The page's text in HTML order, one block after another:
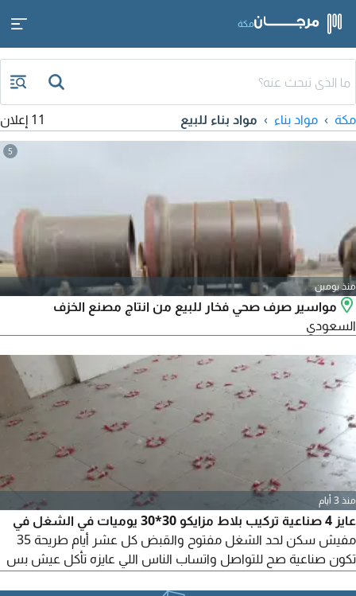
مكة
مكة مواد بناء مواد بناء للبيع 11 إعلان
5
منذ يومين
مواسير صرف صحي فخار للبيع من انتاج مصنع الخزف
السعودي
منذ 3 أيام
عايز 4 صناعية تركيب بلاط مزايكو 30*30 يوميات في الشغل في
مفيش سكن لحد الشغل مفتوح والقبض كل عشر أيام طريحة 35
تكون صناعية صح للتواصل واتساب الناس اللي عايزه تأكل عيش بس